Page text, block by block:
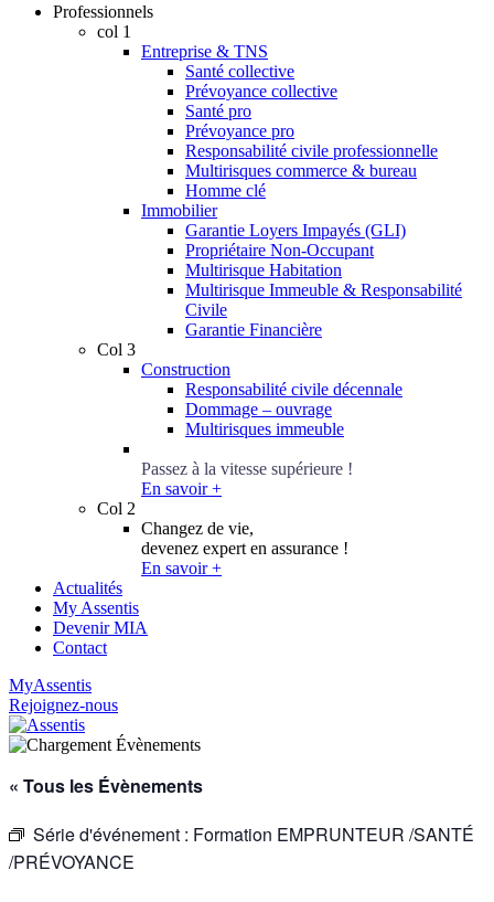
Professionnels
col 1
Entreprise & TNS
Santé collective
Prévoyance collective
Santé pro
Prévoyance pro
Responsabilité civile professionnelle
Multirisques commerce & bureau
Homme clé
Immobilier
Garantie Loyers Impayés (GLI)
Propriétaire Non-Occupant
Multirisque Habitation
Multirisque Immeuble & Responsabilité
Civile
Garantie Financière
Col 3
Construction
Responsabilité civile décennale
Dommage – ouvrage
Multirisques immeuble
Passez à la vitesse supérieure !
En savoir +
Col 2
Changez de vie,
devenez expert en assurance !
En savoir +
Actualités
My Assentis
Devenir MIA
Contact
MyAssentis
Rejoignez-nous
« Tous les Évènements
Série d'événement : Formation EMPRUNTEUR /SANTÉ
/PRÉVOYANCE